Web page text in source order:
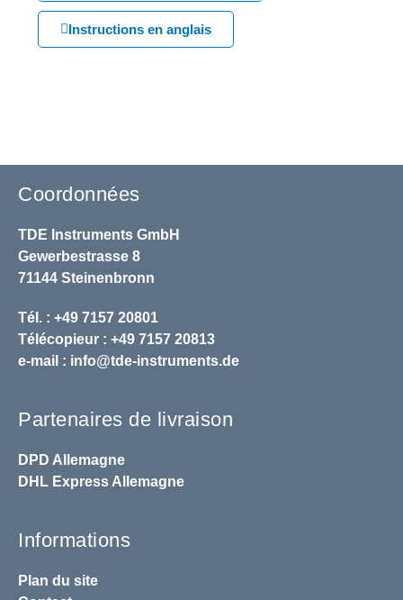
Instructions en anglais
Coordonnées
TDE Instruments GmbH
Gewerbestrasse 8
71144 Steinenbronn
Tél. : +49 7157 20801
Télécopieur : +49 7157 20813
e-mail : info@tde-instruments.de
Partenaires de livraison
DPD Allemagne
DHL Express Allemagne
Informations
Plan du site